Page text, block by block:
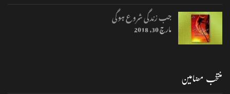
جب زندگی شروع ہوگی
مارچ 30, 2018
منتخب مضامین